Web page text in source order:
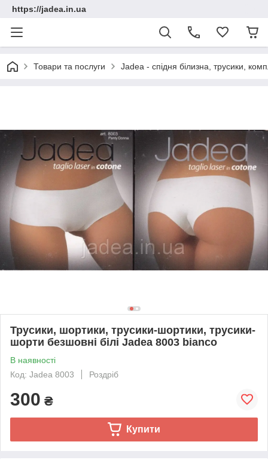
https://jadea.in.ua
Товари та послуги Jadea - спідня білизна, трусики,
Трусики, шортики, трусики-шортики, трусики-
шорти безшовні білі Jadea 8003 bianco
В наявності
Код: Jadea 8003
Роздріб
300 ₴
Купити